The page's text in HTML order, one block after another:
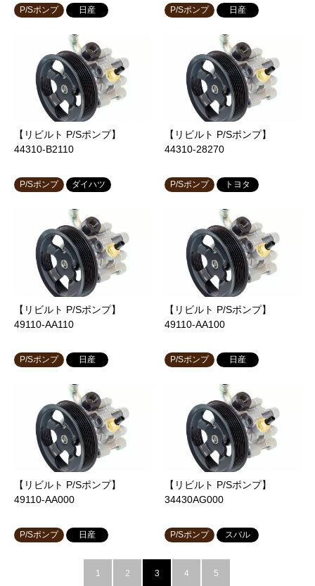
P/Sポンプ 日産 P/Sポンプ 日産
【リビルト P/Sポンプ】
44310-B2110
P/Sポンプ ダイハツ
【リビルト P/Sポンプ】
44310-28270
P/Sポンプ トヨタ
【リビルト P/Sポンプ】
49110-AA110
P/Sポンプ 日産
【リビルト P/Sポンプ】
49110-AA100
P/Sポンプ 日産
【リビルト P/Sポンプ】
49110-AA000
P/Sポンプ 日産
【リビルト P/Sポンプ】
34430AG000
P/Sポンプ スバル
1 2 3 4 5